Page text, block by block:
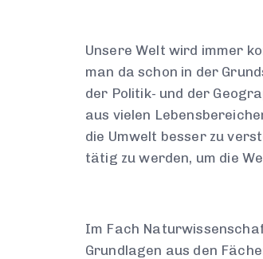
Unsere Welt wird immer
man da schon in der
der Politik- und der
aus vielen
die Umwelt besser zu
tätig zu werden, um die
Im Fach
Grundlagen aus den